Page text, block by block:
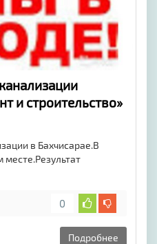
и строительство»
в Бахчисарае.В
0
Подробнее